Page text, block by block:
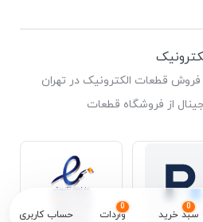
0
سبد خرید
0
واردات حساب کاربری
فروش قطعات الکترونیک در تهران
از فروشگاه قطعات